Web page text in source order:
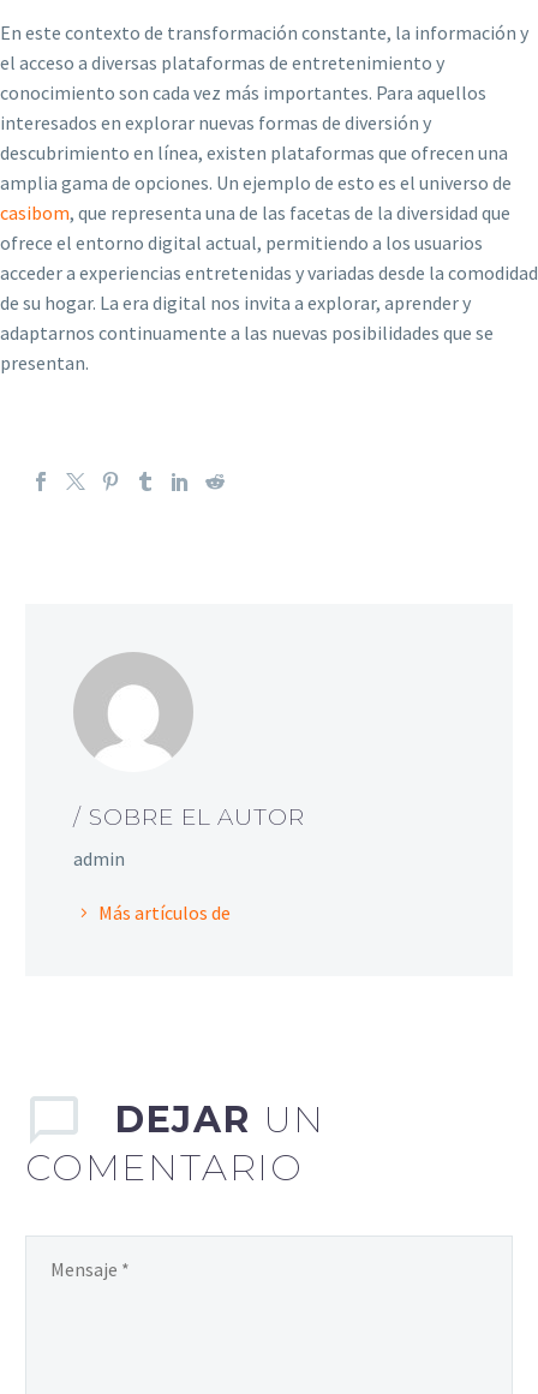
En este contexto de transformación constante, la información y
el acceso a diversas plataformas de entretenimiento y
conocimiento son cada vez más importantes. Para aquellos
interesados en explorar nuevas formas de diversión y
descubrimiento en línea, existen plataformas que ofrecen una
amplia gama de opciones. Un ejemplo de esto es el universo de
casibom, que representa una de las facetas de la diversidad que
ofrece el entorno digital actual, permitiendo a los usuarios
acceder a experiencias entretenidas y variadas desde la comodidad
de su hogar. La era digital nos invita a explorar, aprender y
adaptarnos continuamente a las nuevas posibilidades que se
presentan.
/ SOBRE EL AUTOR
admin
Más artículos de
DEJAR UN
COMENTARIO